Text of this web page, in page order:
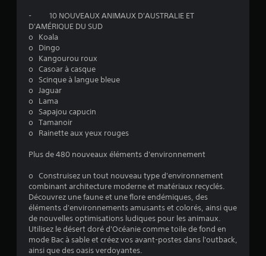
i
l
e
s
- 10 NOUVEAUX ANIMAUX D'AUSTRALIE ET
D'AMÉRIQUE DU SUD
o Koala
o Dingo
o Kangourou roux
o Casoar à casque
o Scinque à langue bleue
o Jaguar
o Lama
o Sapajou capucin
o Tamanoir
o Rainette aux yeux rouges
Plus de 480 nouveaux éléments d'environnement
o Construisez un tout nouveau type d'environnement
combinant architecture moderne et matériaux recyclés.
Découvrez une faune et une flore endémiques, des
éléments d'environnements amusants et colorés, ainsi que
de nouvelles optimisations ludiques pour les animaux.
Utilisez le désert doré d'Océanie comme toile de fond en
mode Bac à sable et créez vos avant-postes dans l'outback,
ainsi que des oasis verdoyantes.